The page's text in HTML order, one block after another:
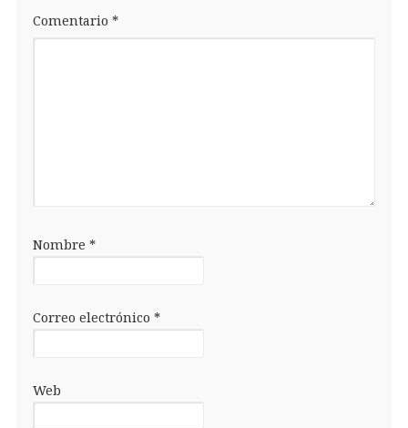
Comentario *
Nombre *
Correo electrónico *
Web